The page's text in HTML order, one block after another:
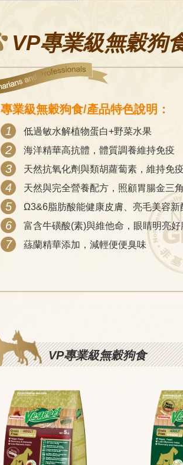
VP專業級無穀狗
專業級無穀狗食/產品特色說明：
1
低過敏水解植物蛋白+野菜水果
2 海洋精華高抗體，體質調養維持免疫
3 天然抗氧化劑與類胡蘿蔔素，維持免
4 天然與完全營養配方，照顧胃腸金三
5 Ω3&6脂肪酸能健康皮膚、亮毛美容新
6 富含牛磺酸(素)與維他命，眼睛明亮好
7 蕬蘭精華添加，減輕便便臭味
VP專業級無穀狗食